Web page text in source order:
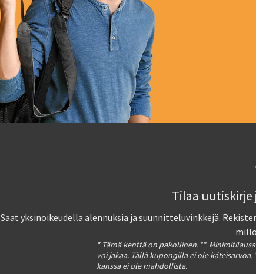
Tilaa uutiskirje
Saat yksinoikeudella alennuksia ja suunnitteluvinkkejä.
* Tämä kenttä on pakollinen. **
voi jakaa. Tällä kupongilla ei ole
kanssa ei ole mahdollista.